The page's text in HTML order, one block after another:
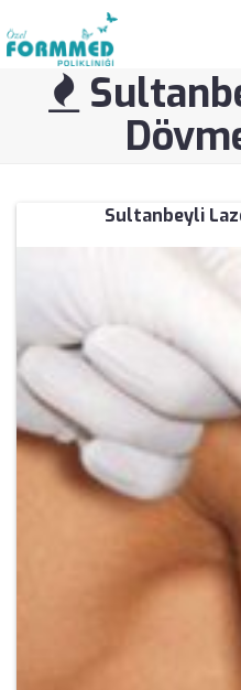
Sultanbeyli